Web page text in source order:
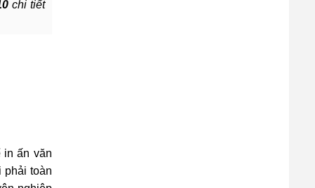
chi tiết
in ấn văn
phải toàn